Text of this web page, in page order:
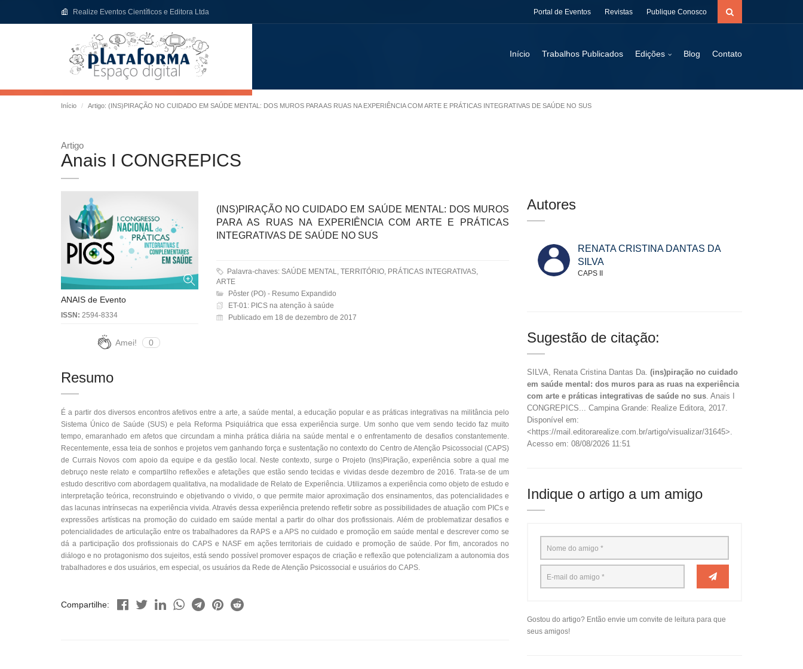
Realize Eventos Científicos e Editora Ltda Portal de Eventos Revistas Publique Conosco
Início Trabalhos Publicados Edições Blog Contato
Início Artigo: (INS)PIRAÇÃO NO CUIDADO EM SAÚDE MENTAL: DOS MUROS PARA AS RUAS NA EXPERIÊNCIA COM ARTE E PRÁTICAS INTEGRATIVAS DE SAÚDE NO SUS
Artigo
Anais I CONGREPICS
ANAIS de Evento
ISSN: 2594-8334
Amei! 0
(INS)PIRAÇÃO NO CUIDADO EM SAÚDE MENTAL: DOS MUROS
PARA AS RUAS NA EXPERIÊNCIA COM ARTE E PRÁTICAS
INTEGRATIVAS DE SAÚDE NO SUS
Palavra-chaves: SAÚDE MENTAL, TERRITÓRIO, PRÁTICAS INTEGRATIVAS,
ARTE
Pôster (PO) - Resumo Expandido
ET-01: PICS na atenção à saúde
Publicado em 18 de dezembro de 2017
Resumo
É a partir dos diversos encontros afetivos entre a arte, a saúde mental, a educação popular e as práticas integrativas na militância pelo
Sistema Único de Saúde (SUS) e pela Reforma Psiquiátrica que essa experiência surge. Um sonho que vem sendo tecido faz muito
tempo, emaranhado em afetos que circundam a minha prática diária na saúde mental e o enfrentamento de desafios constantemente.
Recentemente, essa teia de sonhos e projetos vem ganhando força e sustentação no contexto do Centro de Atenção Psicossocial (CAPS)
de Currais Novos com apoio da equipe e da gestão local. Neste contexto, surge o Projeto (Ins)Piração, experiência sobre a qual me
debruço neste relato e compartilho reflexões e afetações que estão sendo tecidas e vividas desde dezembro de 2016. Trata-se de um
estudo descritivo com abordagem qualitativa, na modalidade de Relato de Experiência. Utilizamos a experiência como objeto de estudo e
interpretação teórica, reconstruindo e objetivando o vivido, o que permite maior aproximação dos ensinamentos, das potencialidades e
das lacunas intrínsecas na experiência vivida. Através dessa experiência pretendo refletir sobre as possibilidades de atuação com PICs e
expressões artísticas na promoção do cuidado em saúde mental a partir do olhar dos profissionais. Além de problematizar desafios e
potencialidades de articulação entre os trabalhadores da RAPS e a APS no cuidado e promoção em saúde mental e descrever como se
dá a participação dos profissionais do CAPS e NASF em ações territoriais de cuidado e promoção de saúde. Por fim, ancorados no
diálogo e no protagonismo dos sujeitos, está sendo possível promover espaços de criação e reflexão que potencializam a autonomia dos
trabalhadores e dos usuários, em especial, os usuários da Rede de Atenção Psicossocial e usuários do CAPS.
Compartilhe:
Autores
RENATA CRISTINA DANTAS DA
SILVA
CAPS II
Sugestão de citação:
SILVA, Renata Cristina Dantas Da. (ins)piração no cuidado
em saúde mental: dos muros para as ruas na experiência
com arte e práticas integrativas de saúde no sus. Anais I
CONGREPICS... Campina Grande: Realize Editora, 2017.
Disponível em:
<https://mail.editorarealize.com.br/artigo/visualizar/31645>.
Acesso em: 08/08/2026 11:51
Indique o artigo a um amigo
Gostou do artigo? Então envie um convite de leitura para que
seus amigos!